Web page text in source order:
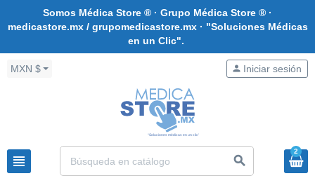
Somos Médica Store ® · Grupo Médica Store ® ·
medicastore.mx / grupomedicastore.mx · "Soluciones Médicas
en un Clic".
MXN $
view_headline search
person Iniciar sesión
2